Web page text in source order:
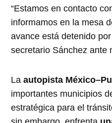
“Estamos en contacto
informamos en la mesa
avance está detenido
secretario Sánchez ante
Laautopista
importantes municipios
estratégica para el